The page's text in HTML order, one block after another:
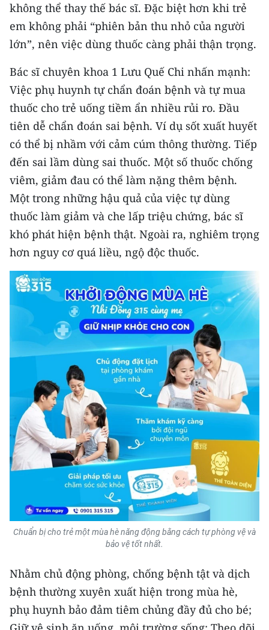
Media Môi trường
Ảnh
Infographic
TIN MỚI
TIN ĐỊA PHƯƠNG
Trung du và miền núi phía Bắc
Đồng bằng sông Hồng
Bắc Trung Bộ
Duyên hải Nam Trung Bộ và Tây
Nguyên
Đông Nam Bộ
Đồng bằng sông Cửu Long
Chuyên trang Hà Nội
Chuyên trang TP. Hồ Chí Minh
CHUYÊN ĐỀ
CÁC CHUYÊN TRANG
VỀ BÁO NHÂN DÂN
NHÂN DÂN CUỐI TUẦN
NHÂN DÂN HẰNG THÁNG
MUA BÁO
ĐỌC BÁO IN
không thể thay thế bác sĩ. Đặc biệt hơn khi trẻ
em không phải “phiên bản thu nhỏ của người
lớn”, nên việc dùng thuốc càng phải thận trọng.
Bác sĩ chuyên khoa 1 Lưu Quế Chi nhấn mạnh:
Việc phụ huynh tự chẩn đoán bệnh và tự mua
thuốc cho trẻ uống tiềm ẩn nhiều rủi ro. Đầu
tiên dễ chẩn đoán sai bệnh. Ví dụ sốt xuất huyết
có thể bị nhầm với cảm cúm thông thường. Tiếp
đến sai lầm dùng sai thuốc. Một số thuốc chống
viêm, giảm đau có thể làm nặng thêm bệnh.
Một trong những hậu quả của việc tự dùng
thuốc làm giảm và che lấp triệu chứng, bác sĩ
khó phát hiện bệnh thật. Ngoài ra, nghiêm trọng
hơn nguy cơ quá liều, ngộ độc thuốc.
Chuẩn bị cho trẻ một mùa hè năng động bằng cách tự phòng vệ và
bảo vệ tốt nhất.
Nhằm chủ động phòng, chống bệnh tật và dịch
bệnh thường xuyên xuất hiện trong mùa hè,
phụ huynh bảo đảm tiêm chủng đầy đủ cho bé;